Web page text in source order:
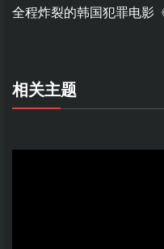
全程炸裂的韩国犯罪电影
相关主题